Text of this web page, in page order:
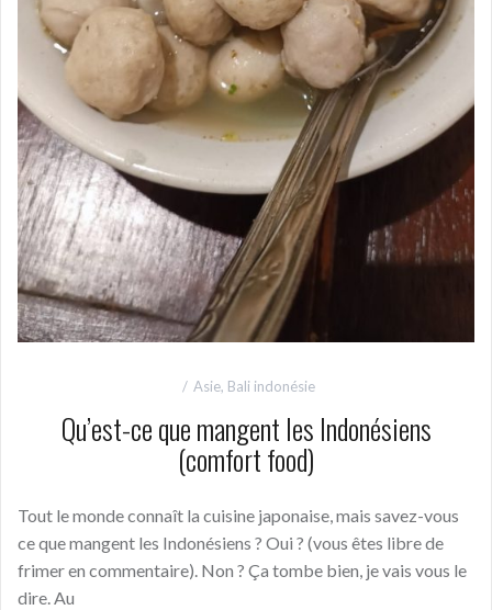
Asie, Bali indonésie
Qu’est-ce que mangent les Indonésiens
(comfort food)
Tout le monde connaît la cuisine japonaise, mais savez-vous
ce que mangent les Indonésiens ? Oui ? (vous êtes libre de
frimer en commentaire). Non ? Ça tombe bien, je vais vous le
dire. Au